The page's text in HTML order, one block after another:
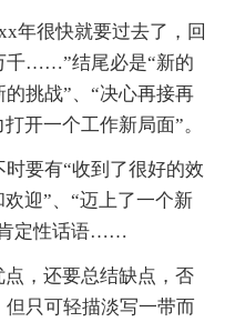
年很快就要过去了，回
千……”结尾必是“新的
挑战”、“决心再接再
开一个工作新局面”。
要有“收到了很好的效
迎”、“迈上了一个新
肯定性话语……
，还要总结缺点，否
只可轻描淡写一带而